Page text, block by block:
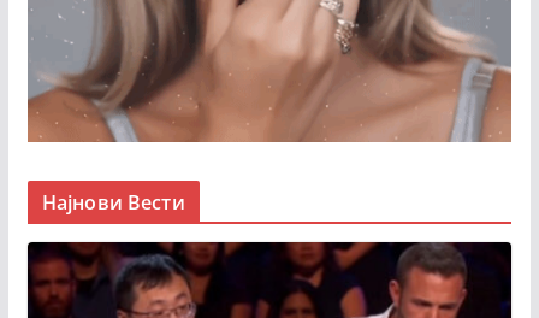
Најнови Вести